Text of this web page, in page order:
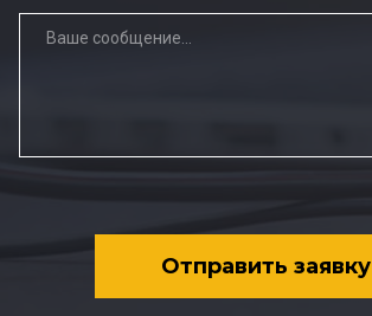
Отправить заявку